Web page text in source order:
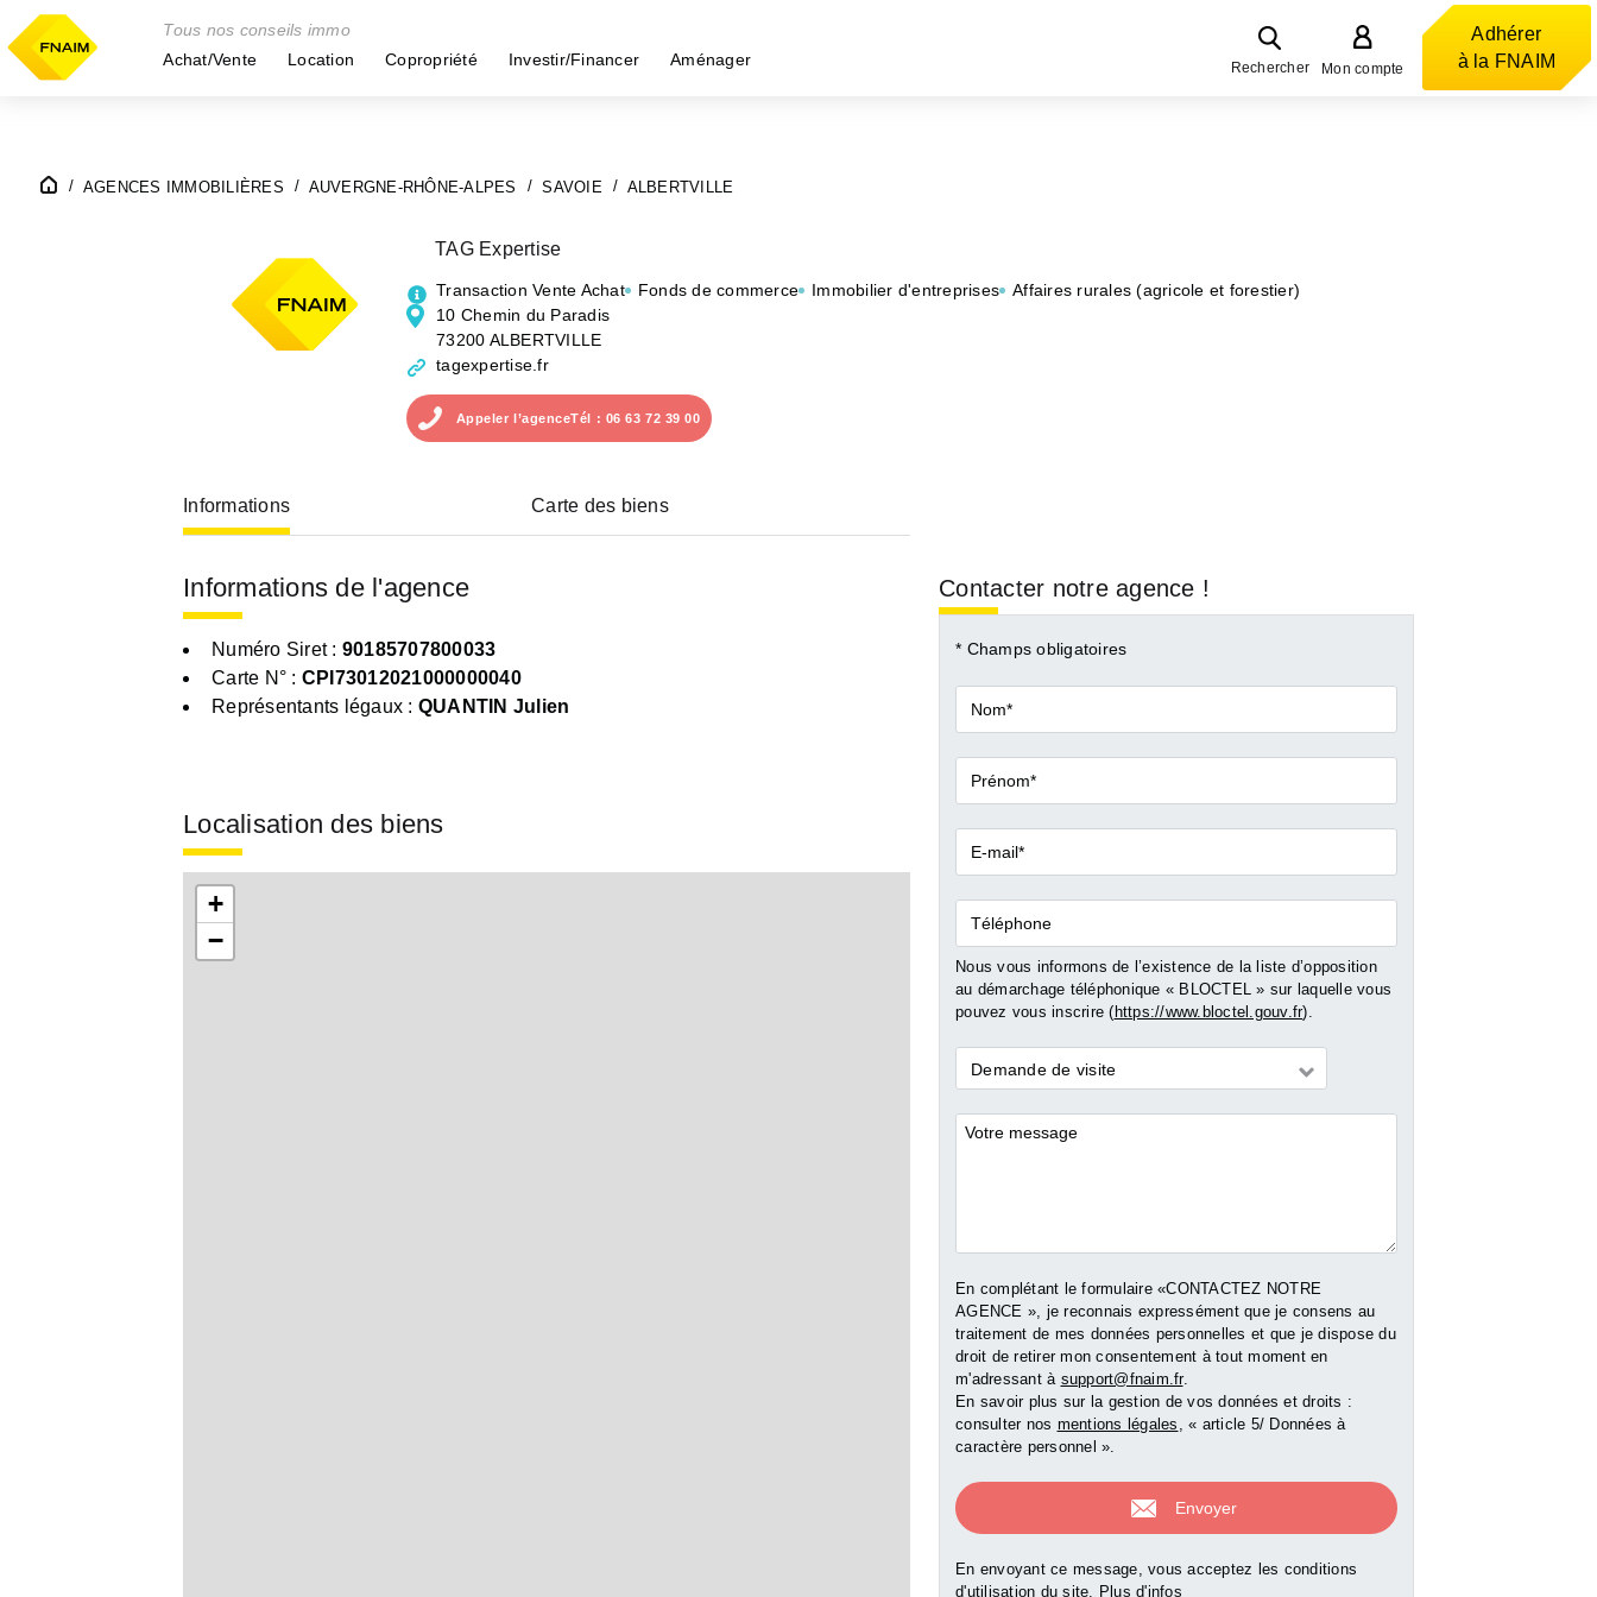
Tous nos conseils immo
Achat/Vente
Location Copropriété Investir/Financer Aménager Rechercher Mon compte
Adhérer
à la FNAIM
AGENCES IMMOBILIÈRES AUVERGNE-RHÔNE-ALPES SAVOIE ALBERTVILLE
TAG Expertise
Transaction Vente Achat Fonds de commerce Immobilier d'entreprises
Affaires rurales (agricole et forestier)
10 Chemin du Paradis
73200 ALBERTVILLE
tagexpertise.fr
Appeler l’agenceTél : 06 63 72 39 00
Informations Carte des biens
Informations de l'agence
Numéro Siret : 90185707800033
Carte N° : CPI73012021000000040
Représentants légaux : QUANTIN Julien
Localisation des biens
+
−
Contacter notre agence !
* Champs obligatoires
Nom*
Prénom*
E-
mail*
Téléphone
Nous vous informons de l’existence de la liste d’opposition
au démarchage téléphonique « BLOCTEL » sur laquelle vous
pouvez vous inscrire (https://www.bloctel.gouv.fr).
Demande
*
Demande de visite
Commentaires
En complétant le formulaire «CONTACTEZ NOTRE
AGENCE », je reconnais expressément que je consens au
traitement de mes données personnelles et que je dispose du
droit de retirer mon consentement à tout moment en
m'adressant à support@fnaim.fr.
En savoir plus sur la gestion de vos données et droits :
consulter nos mentions légales , « article 5/ Données à
caractère personnel ».
En envoyant ce message, vous acceptez les conditions
d'utilisation du site. Plus d'infos